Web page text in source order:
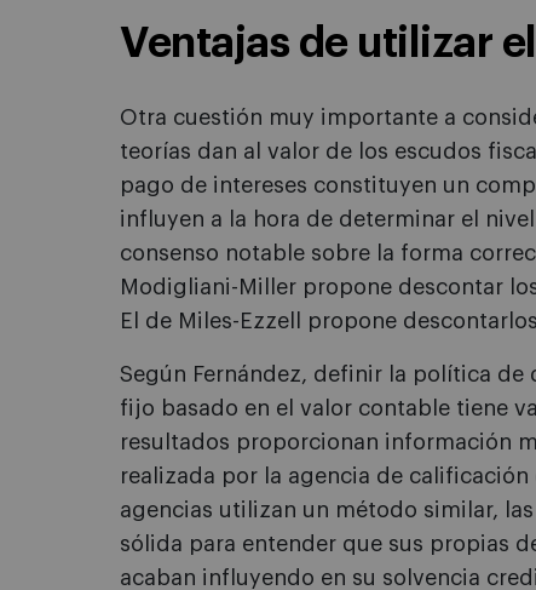
Ventajas de utilizar
Otra cuestión muy importante a
teorías dan al valor de los escudos
pago de intereses constituyen un
influyen a la hora de determinar el
consenso notable sobre la forma
Modigliani-Miller propone descontar
El de Miles-Ezzell propone
Según Fernández, definir la política
fijo basado en el valor contable tiene
resultados proporcionan información
realizada por la agencia de
agencias utilizan un método similar,
sólida para entender que sus propias
acaban influyendo en su solvencia